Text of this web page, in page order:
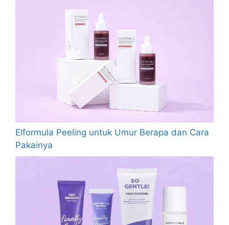
Elformula Peeling untuk Umur Berapa dan Cara
Pakainya